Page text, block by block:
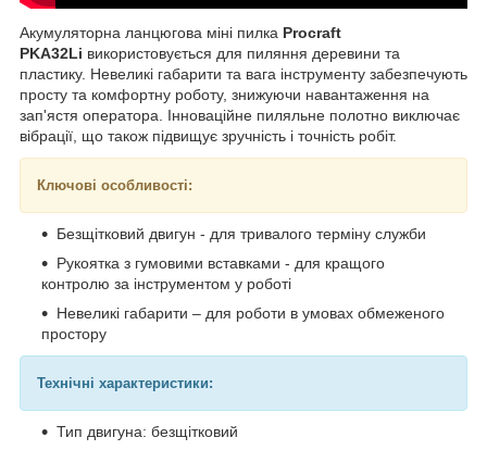
Акумуляторна ланцюгова міні пилка Procraft
PKA32Li використовується для пиляння деревини та
пластику. Невеликі габарити та вага інструменту забезпечують
просту та комфортну роботу, знижуючи навантаження на
зап'ястя оператора. Інноваційне пиляльне полотно виключає
вібрації, що також підвищує зручність і точність робіт.
Ключові особливості:
Безщітковий двигун - для тривалого терміну служби
Рукоятка з гумовими вставками - для кращого
контролю за інструментом у роботі
Невеликі габарити – для роботи в умовах обмеженого
простору
Технічні характеристики:
Тип двигуна: безщітковий